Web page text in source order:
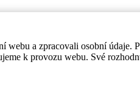
a zpracovali osobní
k provozu webu. Své